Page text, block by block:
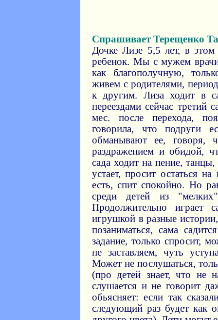
Спрашивает Терещенко
Дочке Лизе 5,5 лет, в
ребенок. Мы с мужем
как благополучную,
живем с родителями,
к другим. Лиза ходит в
переездами сейчас третий
мес. после перехода,
говорила, что подруги
обманывают ее, говоря,
раздражением и обидой,
сада ходит на пение,
устает, просит остаться
есть, спит спокойно. Но
среди детей из
Продолжительно играет
игрушкой в разные
позаниматься, сама
задание, только спросит,
не заставляем, чуть
Может не послушаться,
(про детей знает, что не
слушается и не говорит
обьясняет: если так
следующий раз будет как